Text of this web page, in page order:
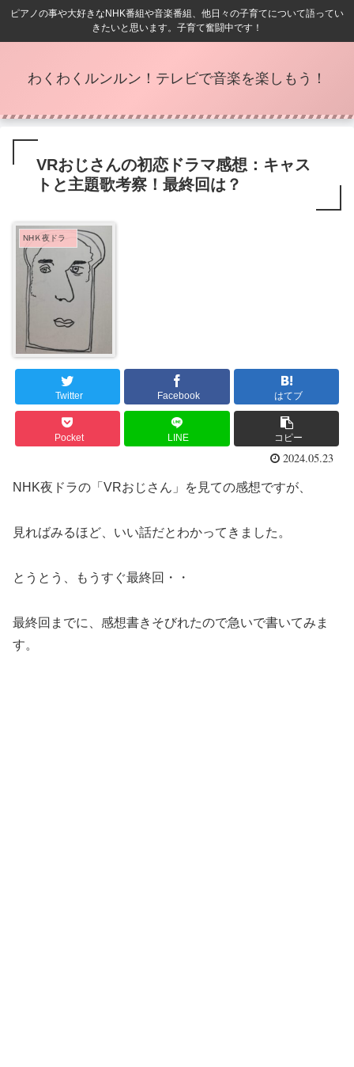
ピアノの事や大好きなNHK番組や音楽番組、他日々の子育てについて語ってい
きたいと思います。子育て奮闘中です！
わくわくルンルン！テレビで音楽を楽しもう！
VRおじさんの初恋ドラマ感想：キャス
トと主題歌考察！最終回は？
NHＫ夜ドラ
Twitter Facebook はてブ
Pocket LINE コピー
2024.05.23
NHK夜ドラの「VRおじさん」を見ての感想ですが、
見ればみるほど、いい話だとわかってきました。
とうとう、もうすぐ最終回・・
最終回までに、感想書きそびれたので急いで書いてみま
す。